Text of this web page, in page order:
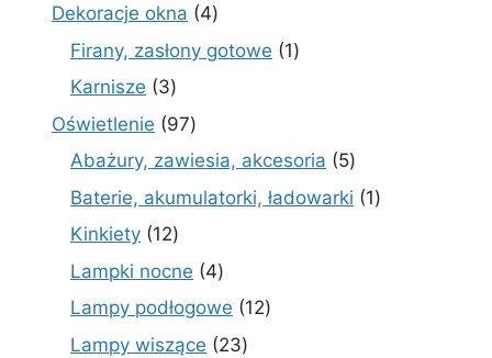
Dekoracje okna 44
produkty
Firany, zasłony gotowe 11
Karnisze 33
produkty
Oświetlenie 9797
produktów
Abażury, zawiesia, akcesoria 55
produktów
Baterie, akumulatorki, ładowarki 11
Kinkiety 1212
produktów
Lampki nocne 44
produkty
Lampy podłogowe 1212
Lampy wiszące 2323